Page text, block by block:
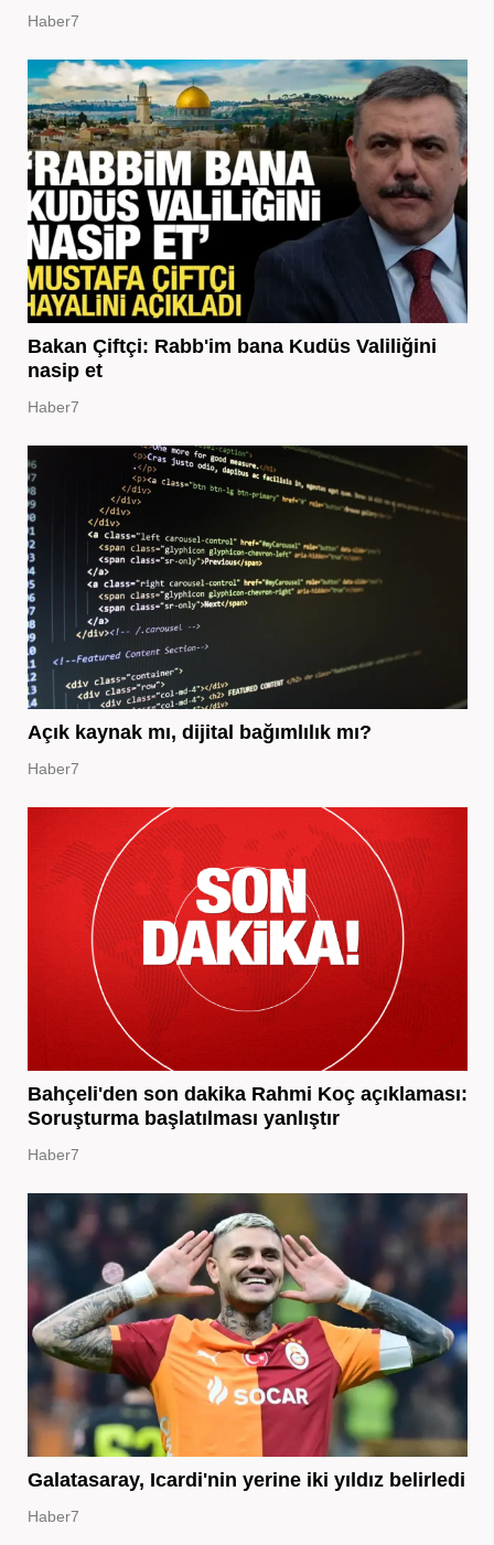
Haber7
Bakan Çiftçi: Rabb'im bana Kudüs Valiliğini
nasip et
Haber7
Açık kaynak mı, dijital bağımlılık mı?
Haber7
Bahçeli'den son dakika Rahmi Koç açıklaması:
Soruşturma başlatılması yanlıştır
Haber7
Galatasaray, Icardi'nin yerine iki yıldız belirledi
Haber7